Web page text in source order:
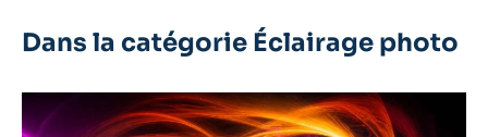
Dans la catégorie Éclairage photo